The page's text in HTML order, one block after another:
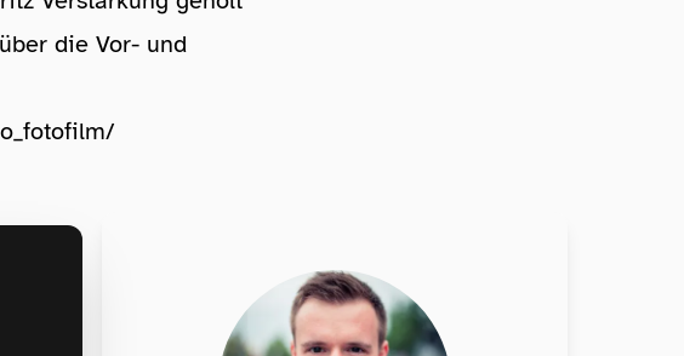
die Vor- und